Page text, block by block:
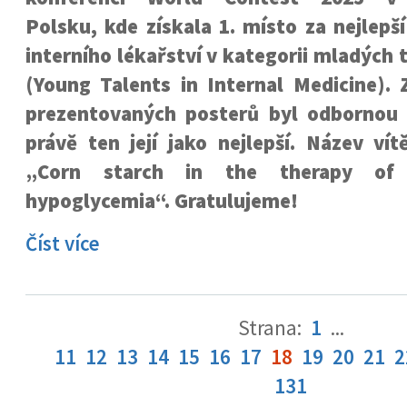
Polsku, kde získala 1. místo za
interního lékařství v kategorii mladých
(Young Talents in Internal Medicine).
prezentovaných posterů byl
právě ten její jako nejlepší. Název
„Corn starch in the therapy of
hypoglycemia“. Gratulujeme!
Číst více
Strana: 1 ...
11 12 13 14 15 16 17 18 19 20 21
131